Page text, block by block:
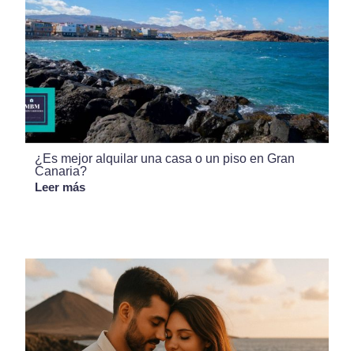
¿Es mejor alquilar una casa o un piso en Gran
Canaria?
Leer más